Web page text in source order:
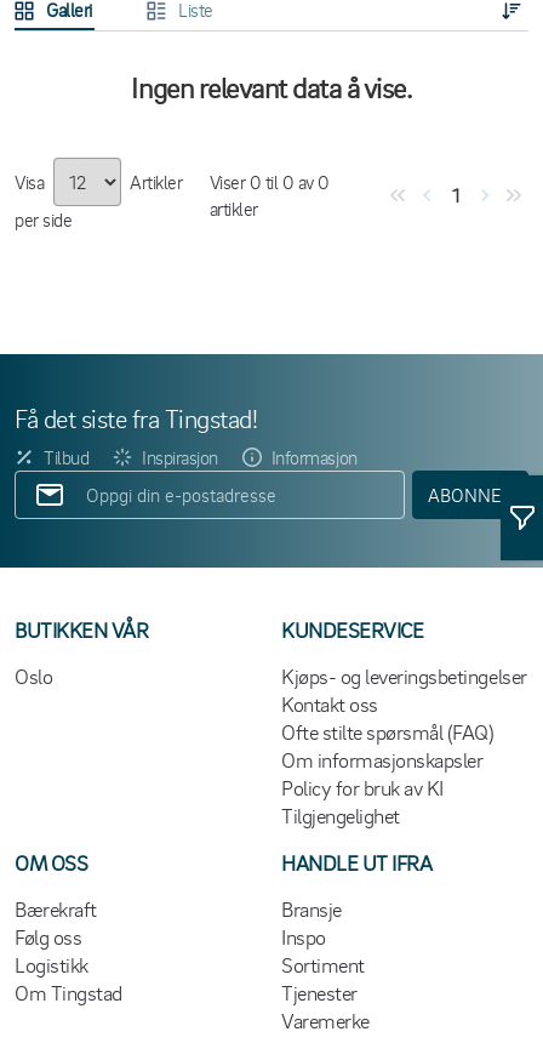
Galleri Liste
Ingen relevant data å vise.
Visa
Artikler
per side
Viser 0 til 0 av 0
artikler
1
Få det siste fra Tingstad!
Tilbud Inspirasjon
Informasjon
ABONNER
BUTIKKEN VÅR
Oslo
KUNDESERVICE
Kjøps- og leveringsbetingelser
Kontakt oss
Ofte stilte spørsmål (FAQ)
Om informasjonskapsler
Policy for bruk av KI
Tilgjengelighet
OM OSS
Bærekraft
Følg oss
Logistikk
Om Tingstad
HANDLE UT IFRA
Bransje
Inspo
Sortiment
Tjenester
Varemerke